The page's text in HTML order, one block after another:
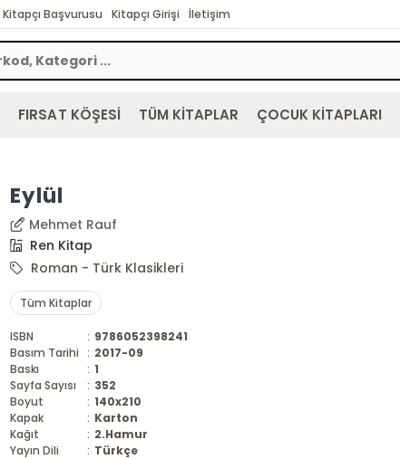
Kitapçı Başvurusu Kitapçı Girişi İletişim
FIRSAT KÖŞESİ TÜM KİTAPLAR ÇOCUK KİTAPLARI
Eylül
Mehmet Rauf
Ren Kitap
Roman - Türk Klasikleri
Tüm Kitaplar
ISBN : 9786052398241
Basım Tarihi : 2017-09
Baskı
: 1
Sayfa Sayısı
: 352
Boyut
: 140x210
Kapak
: Karton
Kağıt
: 2.Hamur
Yayın Dili
: Türkçe